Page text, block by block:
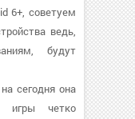
6+, советуем
ведь,
будут
сегодня она
игры четко